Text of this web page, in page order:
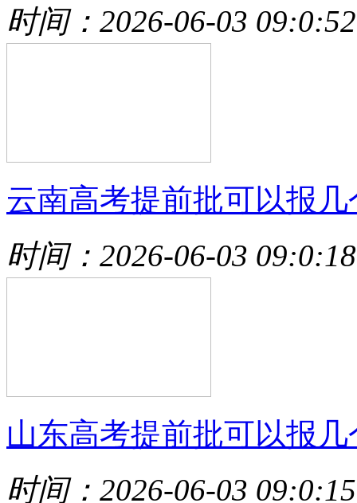
时间：2026-06-03 09:0:52
云南高考提前批可以报几
时间：2026-06-03 09:0:18
山东高考提前批可以报几
时间：2026-06-03 09:0:15